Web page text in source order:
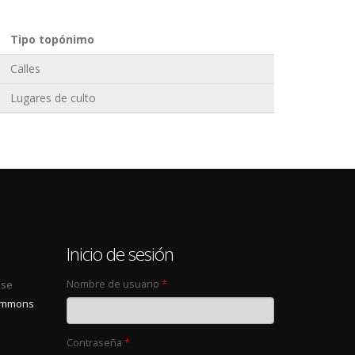
Tipo topónimo
Calles
Lugares de culto
Inicio de sesión
Nombre de usuario *
Contraseña *